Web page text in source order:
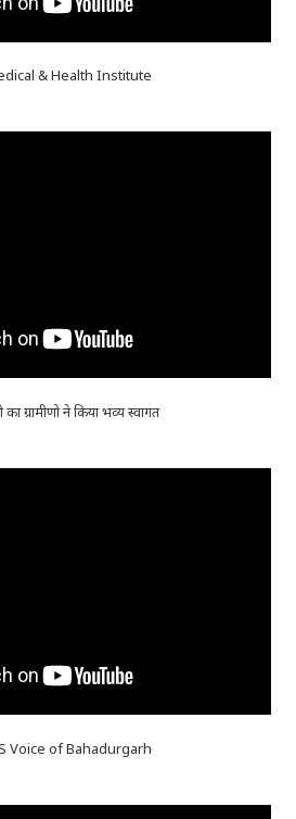
& Health Institute
ग्रामीणो ने किया भव्य स्वागत
Voice of Bahadurgarh